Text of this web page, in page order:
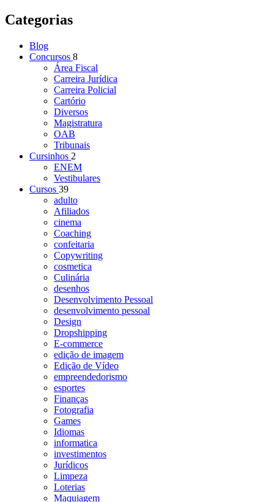
Categorias
Blog
Concursos 8
Área Fiscal
Carreira Jurídica
Carreira Policial
Cartório
Diversos
Magistratura
OAB
Tribunais
Cursinhos 2
ENEM
Vestibulares
Cursos 39
adulto
Afiliados
cinema
Coaching
confeitaria
Copywriting
cosmetica
Culinária
desenhos
Desenvolvimento Pessoal
desenvolvimento pessoal
Design
Dropshipping
E-commerce
edição de imagem
Edição de Vídeo
empreendedorismo
esportes
Finanças
Fotografia
Games
Idiomas
informatica
investimentos
Jurídicos
Limpeza
Loterias
Maquiagem